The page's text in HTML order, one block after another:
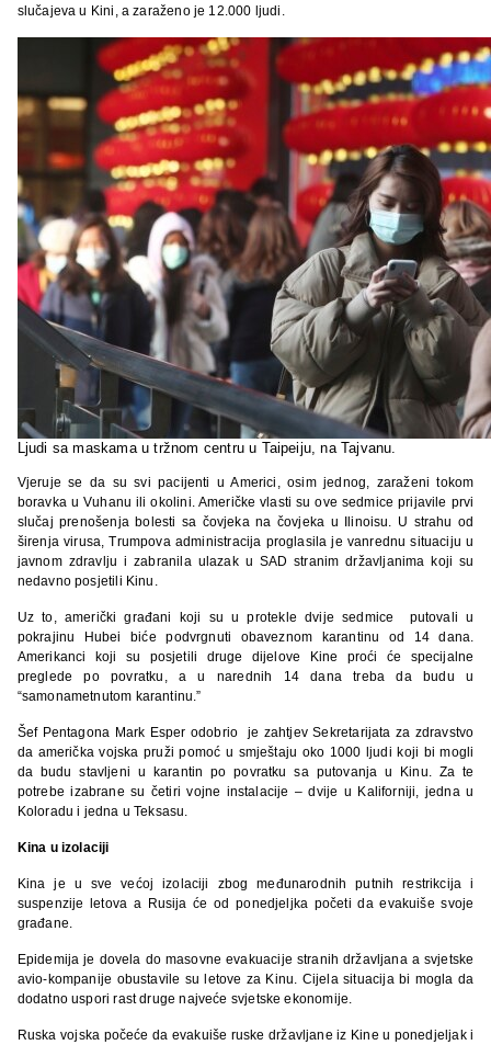
slučajeva u Kini, a zaraženo je 12.000 ljudi.
Ljudi sa maskama u tržnom centru u Taipeiju, na Tajvanu.
Vjeruje se da su svi pacijenti u Americi, osim jednog, zaraženi tokom
boravka u Vuhanu ili okolini. Američke vlasti su ove sedmice prijavile prvi
slučaj prenošenja bolesti sa čovjeka na čovjeka u Ilinoisu. U strahu od
širenja virusa, Trumpova administracija proglasila je vanrednu situaciju u
javnom zdravlju i zabranila ulazak u SAD stranim državljanima koji su
nedavno posjetili Kinu.
Uz to, američki građani koji su u protekle dvije sedmice putovali u
pokrajinu Hubei biće podvrgnuti obaveznom karantinu od 14 dana.
Amerikanci koji su posjetili druge dijelove Kine proći će specijalne
preglede po povratku, a u narednih 14 dana treba da budu u
“samonametnutom karantinu.”
Šef Pentagona Mark Esper odobrio je zahtjev Sekretarijata za zdravstvo
da američka vojska pruži pomoć u smještaju oko 1000 ljudi koji bi mogli
da budu stavljeni u karantin po povratku sa putovanja u Kinu. Za te
potrebe izabrane su četiri vojne instalacije – dvije u Kaliforniji, jedna u
Koloradu i jedna u Teksasu.
Kina u izolaciji
Kina je u sve većoj izolaciji zbog međunarodnih putnih restrikcija i
suspenzije letova a Rusija će od ponedjeljka početi da evakuiše svoje
građane.
Epidemija je dovela do masovne evakuacije stranih državljana a svjetske
avio-kompanije obustavile su letove za Kinu. Cijela situacija bi mogla da
dodatno uspori rast druge najveće svjetske ekonomije.
Ruska vojska počeće da evakuiše ruske državljane iz Kine u ponedjeljak i